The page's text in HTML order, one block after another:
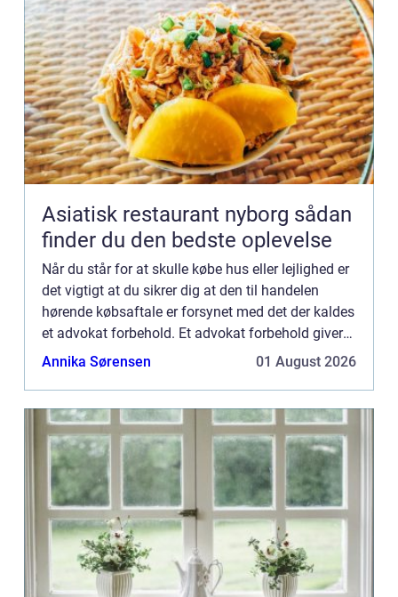
Asiatisk restaurant nyborg sådan
finder du den bedste oplevelse
Når du står for at skulle købe hus eller lejlighed er
det vigtigt at du sikrer dig at den til handelen
hørende købsaftale er forsynet med det der kaldes
et advokat forbehold. Et advokat forbehold giver
dig fjorten dage til at gennemlæse al
Annika Sørensen 01 August 2026